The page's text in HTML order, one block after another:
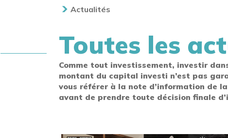
Actualités
Toutes les
Comme tout investissement, investir
montant du capital investi n’est pas
vous référer à la note d’information de
avant de prendre toute décision finale